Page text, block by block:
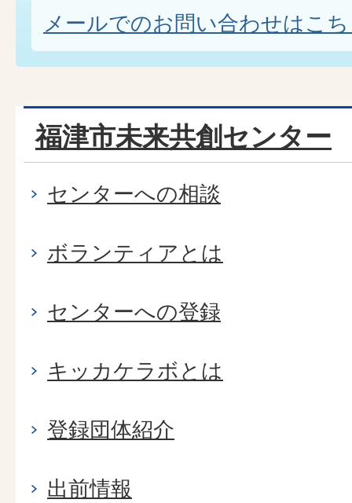
メールでのお問い合わせはこ
福津市未来共創センター
センターへの相談
ボランティアとは
センターへの登録
キッカケラボとは
登録団体紹介
出前情報